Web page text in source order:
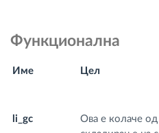
Функционална
Име Цел
li_gc
Ова е колаче